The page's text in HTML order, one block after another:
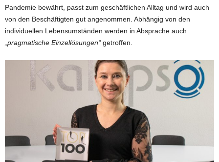
Pandemie bewährt, passt zum geschäftlichen Alltag und wird auch
von den Beschäftigten gut angenommen. Abhängig von den
individuellen Lebensumständen werden in Absprache auch
„pragmatische Einzellösungen“ getroffen.